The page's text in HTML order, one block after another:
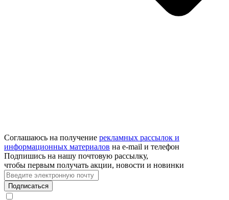
Соглашаюсь на получение рекламных рассылок и
информационных материалов на e‑mail и телефон
Подпишись на нашу почтовую рассылку,
чтобы первым получать акции, новости и новинки
Подписаться